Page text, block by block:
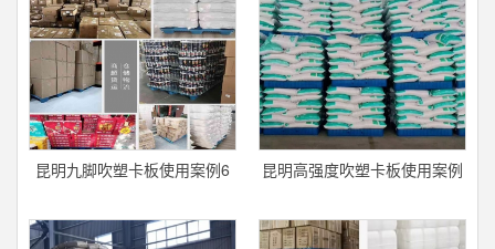
昆明九脚吹塑卡板使用案例6
昆明高强度吹塑卡板使用案例